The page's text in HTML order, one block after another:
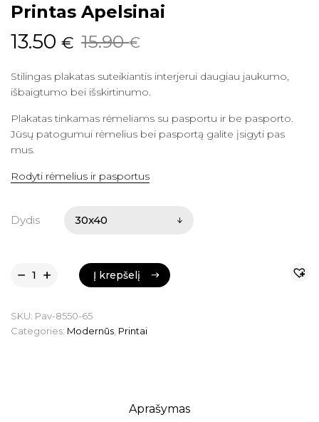
Printas Apelsinai
15.90€
Original
was:
15.90 €.
13.50 €
Current
is:
13.50 €.
Stilingas plakatas suteikiantis interjerui daugiau jaukumo,
išbaigtumo bei išskirtinumo.
Plakatas tinkamas rėmeliams su pasportu ir be pasporto.
Jūsų patogumui rėmelius bei pasportą galite įsigyti pas
mus.
Rodyti rėmelius ir pasportus
Dydis
Į krepšelį
Į krepšelį
SKU: Pav-8550-65
Categories: Modernūs Printai
Aprašymas